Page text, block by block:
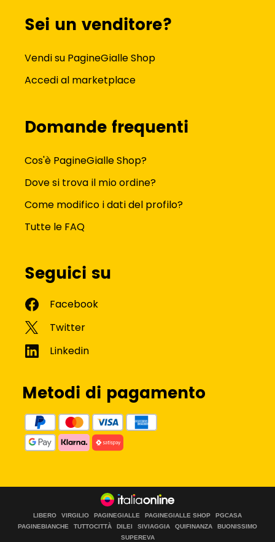
Sei un venditore?
Vendi su PagineGialle Shop
Accedi al marketplace
Domande frequenti
Cos'è PagineGialle Shop?
Dove si trova il mio ordine?
Come modifico i dati del profilo?
Tutte le FAQ
Seguici su
Metodi di pagamento
LIBERO VIRGILIO PAGINEGIALLE PAGINEGIALLE SHOP
PGCASA
PAGINEBIANCHE
TUTTOCITTÀ DILEI SIVIAGGIA QUIFINANZA
BUONISSIMO
SUPEREVA